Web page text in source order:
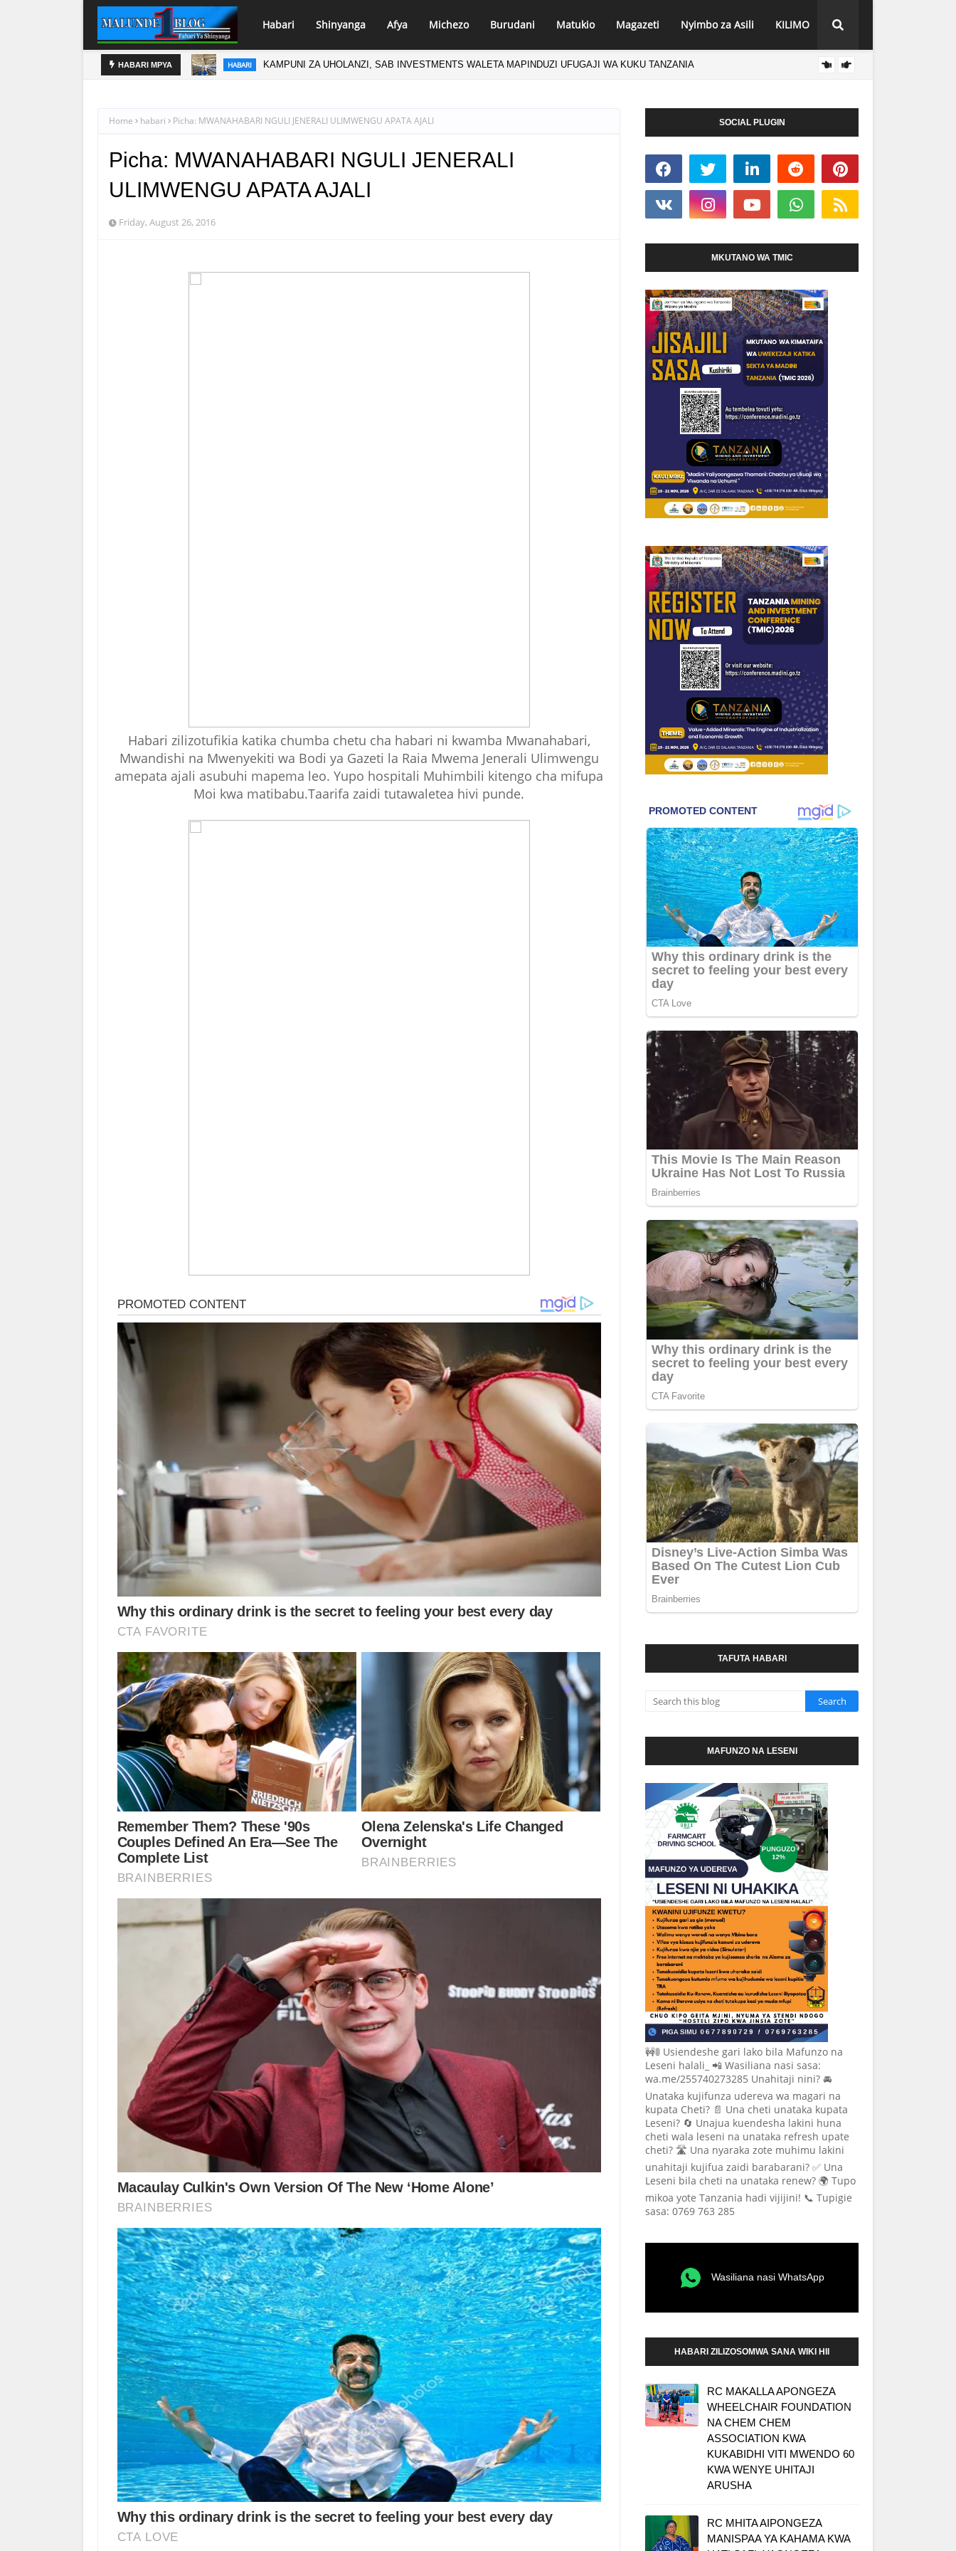
Habari Shinyanga Afya Michezo Burudani Matukio Magazeti Nyimbo za Asili KILIMO
HABARI MPYA HABARI KAMPUNI ZA UHOLANZI, SAB INVESTMENTS WALETA MAPINDUZI UFUGAJI WA KUKU TANZANIA
Home habari Picha: MWANAHABARI NGULI JENERALI ULIMWENGU APATA AJALI
Picha: MWANAHABARI NGULI JENERALI
ULIMWENGU APATA AJALI
Friday, August 26, 2016
Habari zilizotufikia katika chumba chetu cha habari ni kwamba Mwanahabari,
Mwandishi na Mwenyekiti wa Bodi ya Gazeti la Raia Mwema Jenerali Ulimwengu
amepata ajali asubuhi mapema leo. Yupo hospitali Muhimbili kitengo cha mifupa
Moi kwa matibabu.Taarifa zaidi tutawaletea hivi punde.
SOCIAL PLUGIN
MKUTANO WA TMIC
TAFUTA HABARI
MAFUNZO NA LESENI
🚧🚦 Usiendeshe gari lako bila Mafunzo na
Leseni halali_ 📲 Wasiliana nasi sasa:
wa.me/255740273285 Unahitaji nini? 🚘
Unataka kujifunza udereva wa magari na
kupata Cheti? 📄 Una cheti unataka kupata
Leseni? 🔄 Unajua kuendesha lakini huna
cheti wala leseni na unataka refresh upate
cheti? 🛣️ Una nyaraka zote muhimu lakini
unahitaji kujifua zaidi barabarani? ✅ Una
Leseni bila cheti na unataka renew? 🌍 Tupo
mikoa yote Tanzania hadi vijijini! 📞 Tupigie
sasa: 0769 763 285
Wasiliana nasi WhatsApp
HABARI ZILIZOSOMWA SANA WIKI HII
RC MAKALLA APONGEZA
WHEELCHAIR FOUNDATION
NA CHEM CHEM
ASSOCIATION KWA
KUKABIDHI VITI MWENDO 60
KWA WENYE UHITAJI
ARUSHA
RC MHITA AIPONGEZA
MANISPAA YA KAHAMA KWA